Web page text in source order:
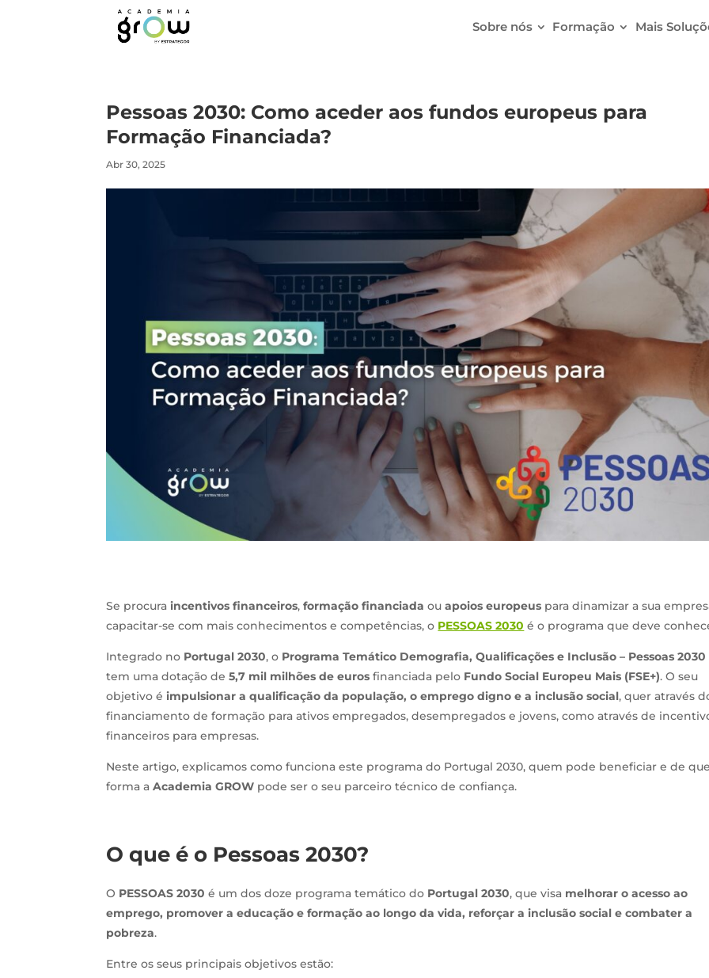
Sobre nós Formação Mais
Pessoas 2030: Como aceder aos fundos europeus para
Formação Financiada?
Abr 30, 2025
Se procuraincentivos financeiros,formação financiada ouapoios europeus para dinamizar a sua
capacitar-se com mais conhecimentos e competências, o PESSOAS 2030 é o programa que deve
Integrado no Portugal 2030, o Programa Temático Demografia, Qualificações e Inclusão – Pessoas 2030
tem uma dotação de5,7 mil milhões de euros financiada pelo Fundo Social Europeu Mais (FSE+). O seu
objetivo éimpulsionar a qualificação da população, o emprego digno e a inclusão social, quer através
financiamento de formação para ativos empregados, desempregados e jovens, como através de
financeiros para empresas.
Neste artigo, explicamos como funciona este programa do Portugal 2030, quem pode beneficiar e de
forma aAcademia GROW pode ser o seu parceiro técnico de confiança.
O que é o Pessoas 2030?
O PESSOAS 2030 é um dos doze programa temático do Portugal 2030, que visa melhorar o acesso ao
emprego, promover a educação e formação ao longo da vida, reforçar a inclusão social e combater a
pobreza.
Entre os seus principais objetivos estão: